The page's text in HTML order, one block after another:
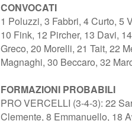
CONVOCATI
1 Poluzzi, 3 Fabbri, 4 Curto, 5
10 Fink, 12 Pircher, 13 Davi,
Greco, 20 Morelli, 21 Tait, 22
Magnaghi, 30 Beccaro, 32
FORMAZIONI PROBABILI
PRO VERCELLI (3-4-3): 22
Clemente, 8 Emmanuello, 18